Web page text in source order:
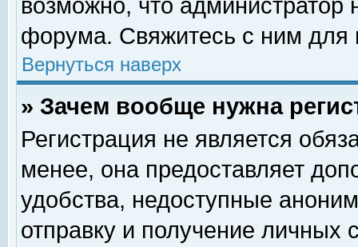
возможно, что
форума. Свяжитесь с ним для
Вернуться наверх
» Зачем вообще нужна
Регистрация не является
менее, она предоставляет
удобства, недоступные
отправку и получение личных